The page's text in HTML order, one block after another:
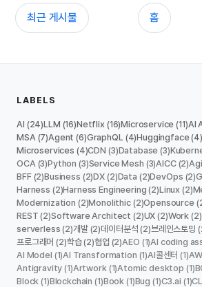
최근 게시물 홈
LABELS
AI (24)LLM (16)Netflix (16)Microservice (11)AI
MSA (7)Agent (6)GraphQL (4)Huggingface (4)
Microservices (4)CDN (3)Database (3)
OCA (3)Python (3)Service Mesh (3)AICC (2)
BFF (2)Business (2)DX (2)Data (2)DevOps (2)
Harness (2)Harness Engineering (2)Linux (2)
Modernization (2)Monolithic (2)Opensource
REST (2)Software Architect (2)UX (2)Work (2)
serverless (2)개발 (2)데이터분석 (2)브레인스토밍
프로그래머 (2)학습 (2)협업 (2)AEO (1)AI coding
AI Model (1)AI Transformation (1)AI콜센터 (1)
Antigravity (1)Artwork (1)Atomic desktop (1)
Block (1)Blockchain (1)Book (1)Bug (1)C3.ai (1)